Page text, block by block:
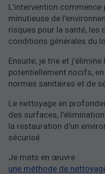
L'intervention commence
minutieuse de
risques pour la santé, les
conditions générales du
Ensuite, je trie et
potentiellement nocifs,
normes sanitaires et de
Le nettoyage en
des surfaces,
la restauration d'un
sécurisé.
Je mets en œuvre
une méthode de